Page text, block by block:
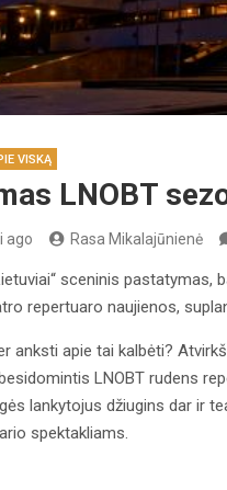
VISKĄ
LNOBT
ago Rasa Mikalajūnienė
sceninis pastatymas,
repertuaro naujienos,
anksti apie tai kalbėti?
LNOBT rudens
lankytojus džiugins dar ir
spektakliams.